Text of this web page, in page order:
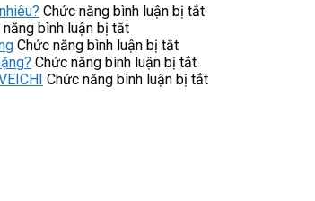
Chức năng bình luận bị tắtở
Cuckoo
năng bình luận bị tắtở
Ứng
dụng
của
Chức năng bình luận bị tắtở
NC-
4PT
Chức năng bình luận bị tắtở
Khởi
Chức năng bình luận bị tắtở